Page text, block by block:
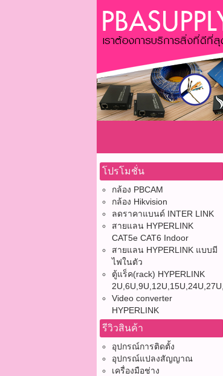
โปรโมชั่น
กล้อง PBCAM
กล้อง Hikvision
ลดราคาแบนด์ INTER LINK
สายแลน HYPERLINK
CAT5e CAT6 Indoor
สายแลน HYPERLINK แบบมี
ไฟในตัว
ตู้แร็ค(rack) HYPERLINK
Video converter
HYPERLINK
รีวิวสินค้า
อุปกรณ์การติดตั้ง
อุปกรณ์แปลงสัญญาณ
เครื่องมือช่าง